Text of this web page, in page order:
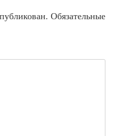
Обязательные